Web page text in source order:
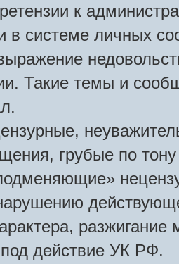
к
в системе личных
Такие темы и
грубые по
действие УК РФ.